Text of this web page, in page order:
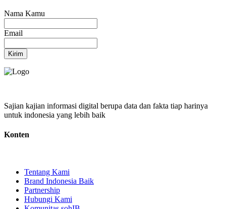
Nama Kamu
Email
Kirim
Sajian kajian informasi digital berupa data dan fakta tiap harinya
untuk indonesia yang lebih baik
Konten
Tentang Kami
Brand Indonesia Baik
Partnership
Hubungi Kami